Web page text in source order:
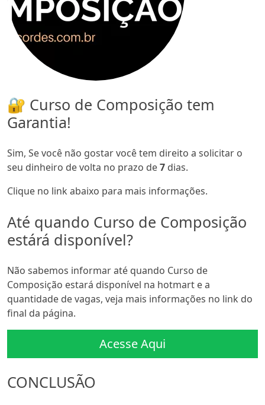
🔐 Curso de Composição tem
Garantia!
Sim, Se você não gostar você tem direito a solicitar o
seu dinheiro de volta no prazo de7 dias.
Clique no link abaixo para mais informações.
Até quando Curso de Composição
estárá disponível?
Não sabemos informar até quando Curso de
Composição estará disponível na hotmart e a
quantidade de vagas, veja mais informações no link do
final da página.
Acesse Aqui
CONCLUSÃO